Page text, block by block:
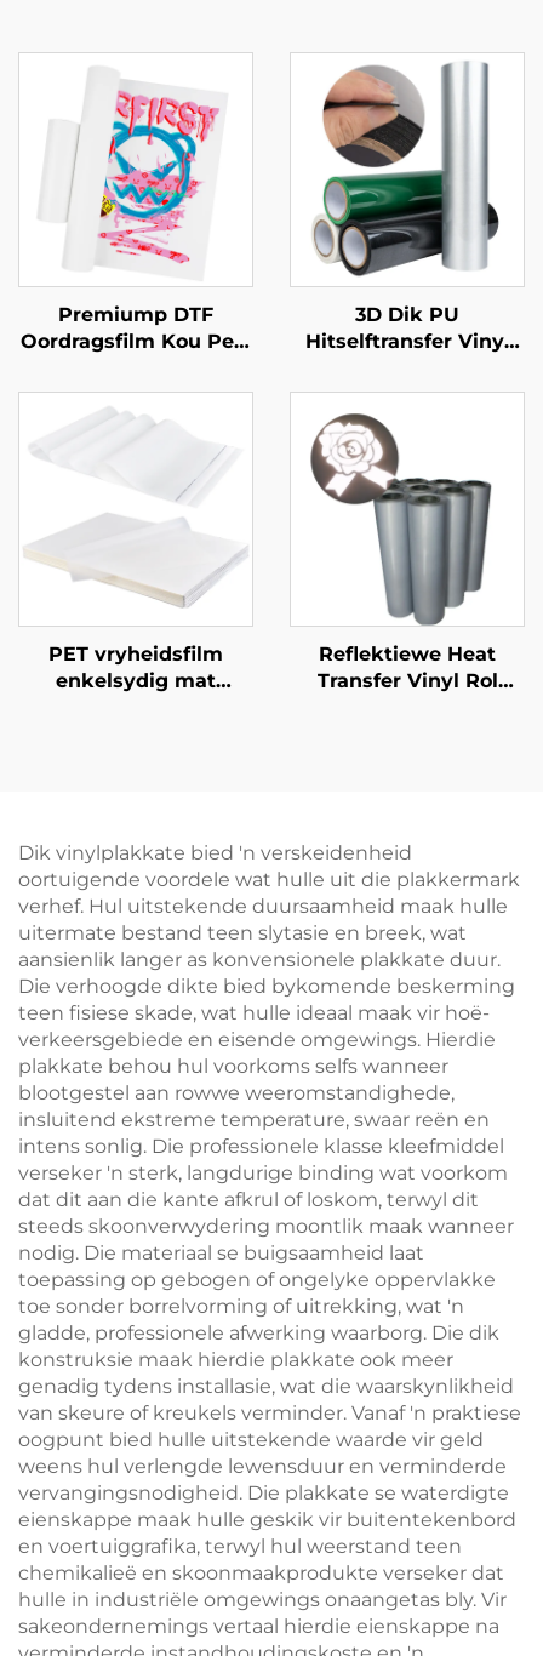
Premiump DTF
Oordragsfilm Kou Peel
3D Dik PU
Hitselftransfer Vinyl
Logo Ontwerp
PET vryheidsfilm
enkelsydig mat
Reflektiewe Heat
Transfer Vinyl Rol
Dik vinylplakkate bied 'n verskeidenheid
oortuigende voordele wat hulle uit die plakkermark
verhef. Hul uitstekende duursaamheid maak hulle
uitermate bestand teen slytasie en breek, wat
aansienlik langer as konvensionele plakkate duur.
Die verhoogde dikte bied bykomende beskerming
teen fisiese skade, wat hulle ideaal maak vir hoë-
verkeersgebiede en eisende omgewings. Hierdie
plakkate behou hul voorkoms selfs wanneer
blootgestel aan rowwe weeromstandighede,
insluitend ekstreme temperature, swaar reën en
intens sonlig. Die professionele klasse kleefmiddel
verseker 'n sterk, langdurige binding wat voorkom
dat dit aan die kante afkrul of loskom, terwyl dit
steeds skoonverwydering moontlik maak wanneer
nodig. Die materiaal se buigsaamheid laat
toepassing op gebogen of ongelyke oppervlakke
toe sonder borrelvorming of uitrekking, wat 'n
gladde, professionele afwerking waarborg. Die dik
konstruksie maak hierdie plakkate ook meer
genadig tydens installasie, wat die waarskynlikheid
van skeure of kreukels verminder. Vanaf 'n praktiese
oogpunt bied hulle uitstekende waarde vir geld
weens hul verlengde lewensduur en verminderde
vervangingsnodigheid. Die plakkate se waterdigte
eienskappe maak hulle geskik vir buitentekenbord
en voertuiggrafika, terwyl hul weerstand teen
chemikalieë en skoonmaakprodukte verseker dat
hulle in industriële omgewings onaangetas bly. Vir
sakeondernemings vertaal hierdie eienskappe na